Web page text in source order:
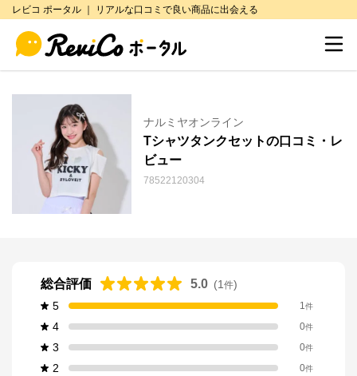
レビコ ポータル ｜ リアルな口コミで良い商品に出会える
ナルミヤオンライン
Tシャツタンクセットの口コミ・レ
ビュー
78522120304
総合評価 5.0 (1 件)
5
1件
4 0件
3 0件
2 0件